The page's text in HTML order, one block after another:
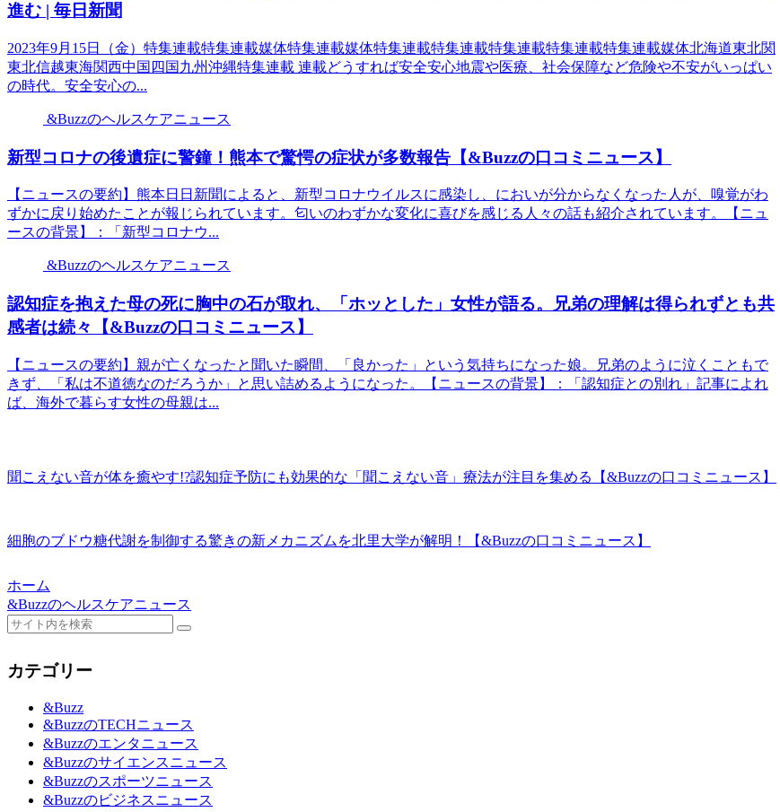
進む | 毎日新聞
2023年9月15日（金）特集連載特集連載媒体特集連載媒体特集連載特集連載特集連載特集連載特集連載媒体北海道東北関
東北信越東海関西中国四国九州沖縄特集連載 連載どうすれば安全安心地震や医療、社会保障など危険や不安がいっぱい
の時代。安全安心の...
&Buzzのヘルスケアニュース
新型コロナの後遺症に警鐘！熊本で驚愕の症状が多数報告【&Buzzの口コミニュース】
【ニュースの要約】熊本日日新聞によると、新型コロナウイルスに感染し、においが分からなくなった人が、嗅覚がわ
ずかに戻り始めたことが報じられています。匂いのわずかな変化に喜びを感じる人々の話も紹介されています。【ニュ
ースの背景】：「新型コロナウ...
&Buzzのヘルスケアニュース
認知症を抱えた母の死に胸中の石が取れ、「ホッとした」女性が語る。兄弟の理解は得られずとも共
感者は続々【&Buzzの口コミニュース】
【ニュースの要約】親が亡くなったと聞いた瞬間、「良かった」という気持ちになった娘。兄弟のように泣くこともで
きず、「私は不道徳なのだろうか」と思い詰めるようになった。【ニュースの背景】：「認知症との別れ」記事によれ
ば、海外で暮らす女性の母親は...
聞こえない音が体を癒やす!?認知症予防にも効果的な「聞こえない音」療法が注目を集める【&Buzzの口コミニュース】
細胞のブドウ糖代謝を制御する驚きの新メカニズムを北里大学が解明！【&Buzzの口コミニュース】
ホーム
&Buzzのヘルスケアニュース
カテゴリー
&Buzz
&BuzzのTECHニュース
&Buzzのエンタニュース
&Buzzのサイエンスニュース
&Buzzのスポーツニュース
&Buzzのビジネスニュース